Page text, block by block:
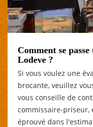
Comment se
Lodeve ?
Si vous voulez une
brocante, veuillez
vous conseille de
commissaire-
éprouvé dans